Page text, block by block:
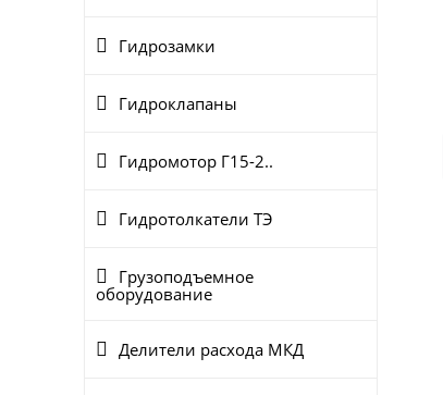
Гидрозамки
Гидроклапаны
Гидромотор Г15-2..
Гидротолкатели ТЭ
Грузоподъемное
оборудование
Делители расхода МКД